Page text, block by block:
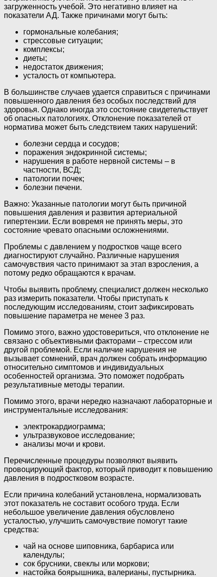
загруженность учебой. Это негативно влияет на
показатели АД. Также причинами могут быть:
гормональные колебания;
стрессовые ситуации;
комплексы;
диеты;
недостаток движения;
усталость от компьютера.
В большинстве случаев удается справиться с причинами
повышенного давления без особых последствий для
здоровья. Однако иногда это состояние свидетельствует
об опасных патологиях. Отклонение показателей от
норматива может быть следствием таких нарушений:
болезни сердца и сосудов;
поражения эндокринной системы;
нарушения в работе нервной системы – в
частности, ВСД;
патологии почек;
болезни печени.
Важно: Указанные патологии могут быть причиной
повышения давления и развития артериальной
гипертензии. Если вовремя не принять меры, это
состояние чревато опасными осложнениями.
Проблемы с давлением у подростков чаще всего
диагностируют случайно. Различные нарушения
самочувствия часто принимают за этап взросления, а
потому редко обращаются к врачам.
Чтобы выявить проблему, специалист должен несколько
раз измерить показатели. Чтобы приступать к
последующим исследованиям, стоит зафиксировать
повышение параметра не менее 3 раз.
Помимо этого, важно удостовериться, что отклонение не
связано с объективными факторами – стрессом или
другой проблемой. Если наличие нарушения не
вызывает сомнений, врач должен собрать информацию
относительно симптомов и индивидуальных
особенностей организма. Это поможет подобрать
результативные методы терапии.
Помимо этого, врачи нередко назначают лабораторные и
инструментальные исследования:
электрокардиограмма;
ультразвуковое исследование;
анализы мочи и крови.
Перечисленные процедуры позволяют выявить
провоцирующий фактор, который приводит к повышению
давления в подростковом возрасте.
Если причина колебаний установлена, нормализовать
этот показатель не составит особого труда. Если
небольшое увеличение давления обусловлено
усталостью, улучшить самочувствие помогут такие
средства:
чай на основе шиповника, барбариса или
календулы;
сок брусники, свеклы или моркови;
настойка боярышника, валерианы, пустырника.